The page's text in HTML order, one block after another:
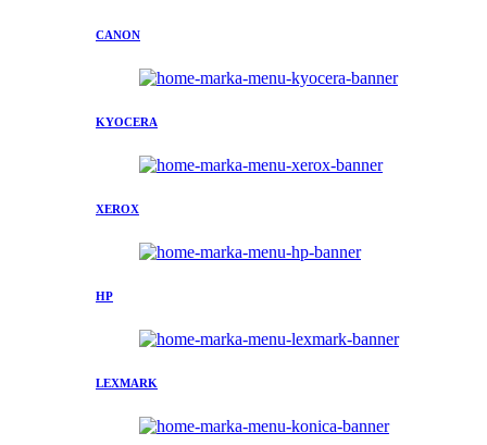
CANON
KYOCERA
XEROX
HP
LEXMARK